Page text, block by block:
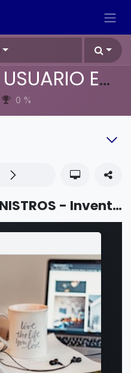
MANUALES DE USUARIO EN ESPAÑOL ODOO 19
0 %
CADENA DE SUMINISTROS - Inventario - Configuración de las etiquetas de Zebr